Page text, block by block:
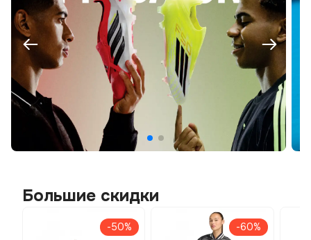
Большие скидки
-50% -60%